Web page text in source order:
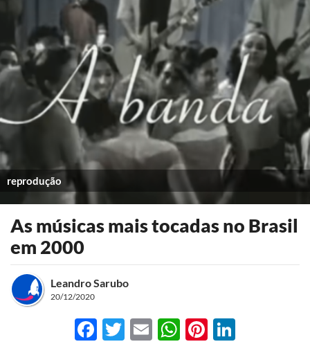
reprodução
As músicas mais tocadas no Brasil
em 2000
Leandro Sarubo
20/12/2020
Facebook
Twitter
EmailWhatsApp
Pinterest